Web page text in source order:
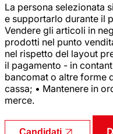
La persona selezionata
e supportarlo durante il
Vendere gli articoli in
prodotti nel punto
nel rispetto del layout
il pagamento - in
bancomat o altre forme
cassa; • Mantenere in
merce.
Candidati